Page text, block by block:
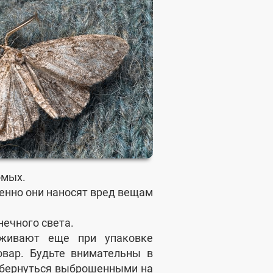
они наносят вред вещам
света.
еще при упаковке
Будьте внимательны в
выброшенными на